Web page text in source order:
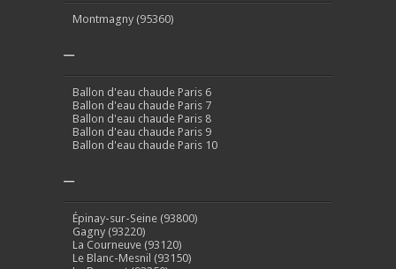
Montmagny (95360)
–
Ballon d'eau chaude Paris 6
Ballon d'eau chaude Paris 7
Ballon d'eau chaude Paris 8
Ballon d'eau chaude Paris 9
Ballon d'eau chaude Paris 10
–
Épinay-sur-Seine (93800)
Gagny (93220)
La Courneuve (93120)
Le Blanc-Mesnil (93150)